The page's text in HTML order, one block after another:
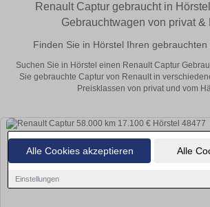
Alle Cookies akzeptieren Alle
Einstellungen
Renault Captur gebraucht in
Gebrauchtwagen von privat &
Finden Sie in Hörstel Ihren
Suchen Sie in Hörstel einen Renault Captur
Sie gebrauchte Captur von Renault in
Preisklassen von privat und vom